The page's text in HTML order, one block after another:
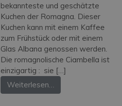
bekannteste und geschätzte
Kuchen der Romagna. Dieser
Kuchen kann mit einem Kaffee
zum Frühstück oder mit einem
Glas Albana genossen werden.
Die romagnolische Ciambella ist
einzigartig : sie […]
Weiterlesen…